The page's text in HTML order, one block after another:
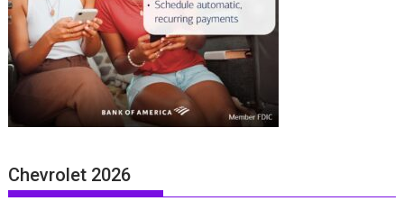
Chevrolet 2026